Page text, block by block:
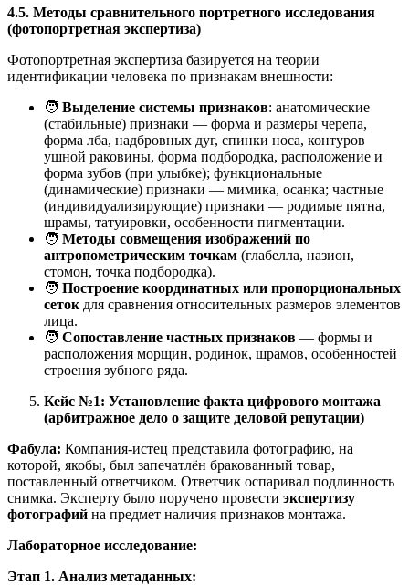
4.5. Методы сравнительного портретного исследования
(фотопортретная экспертиза)
Фотопортретная экспертиза базируется на теории
идентификации человека по признакам внешности:
🧑 Выделение системы признаков: анатомические
(стабильные) признаки — форма и размеры черепа,
форма лба, надбровных дуг, спинки носа, контуров
ушной раковины, форма подбородка, расположение и
форма зубов (при улыбке); функциональные
(динамические) признаки — мимика, осанка; частные
(индивидуализирующие) признаки — родимые пятна,
шрамы, татуировки, особенности пигментации.
🧑 Методы совмещения изображений по
антропометрическим точкам (глабелла, назион,
стомон, точка подбородка).
🧑 Построение координатных или пропорциональных
сеток для сравнения относительных размеров элементов
лица.
🧑 Сопоставление частных признаков — формы и
расположения морщин, родинок, шрамов, особенностей
строения зубного ряда.
Кейс №1: Установление факта цифрового монтажа
(арбитражное дело о защите деловой репутации)
Фабула: Компания-истец представила фотографию, на
которой, якобы, был запечатлён бракованный товар,
поставленный ответчиком. Ответчик оспаривал подлинность
снимка. Эксперту было поручено провести экспертизу
фотографий на предмет наличия признаков монтажа.
Лабораторное исследование:
Этап 1. Анализ метаданных: